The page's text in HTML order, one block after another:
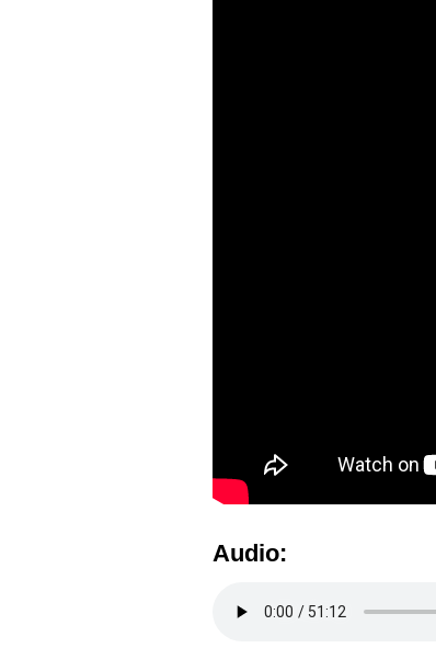
Audio: